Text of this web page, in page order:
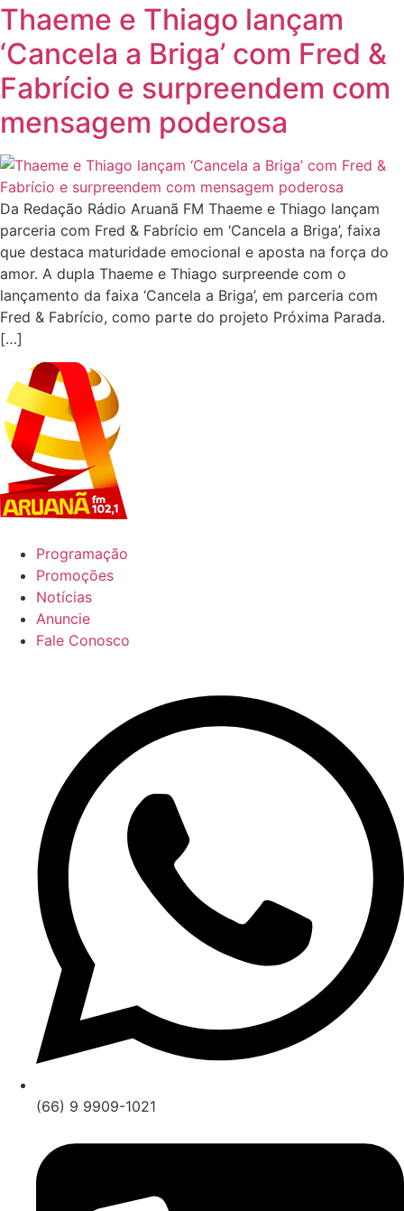
Thaeme e Thiago lançam
‘Cancela a Briga’ com Fred &
Fabrício e surpreendem com
mensagem poderosa
Da Redação Rádio Aruanã FM Thaeme e Thiago lançam
parceria com Fred & Fabrício em ‘Cancela a Briga’, faixa
que destaca maturidade emocional e aposta na força do
amor. A dupla Thaeme e Thiago surpreende com o
lançamento da faixa ‘Cancela a Briga’, em parceria com
Fred & Fabrício, como parte do projeto Próxima Parada.
[…]
Programação
Promoções
Notícias
Anuncie
Fale Conosco
(66) 9 9909-1021